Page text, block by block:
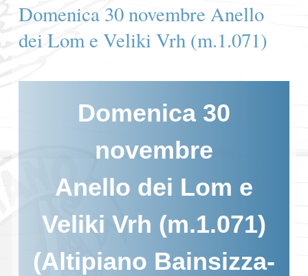
Domenica 30 novembre Anello
dei Lom e Veliki Vrh (m.1.071)
Domenica 30
novembre
Anello dei Lom e
Veliki Vrh (m.1.071)
(Altipiano Bainsizza-